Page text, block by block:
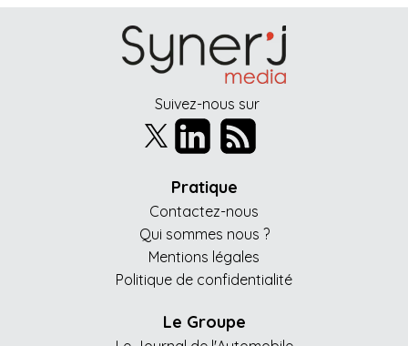
Suivez-nous sur
Pratique
Contactez-nous
Qui sommes nous ?
Mentions légales
Politique de confidentialité
Le Groupe